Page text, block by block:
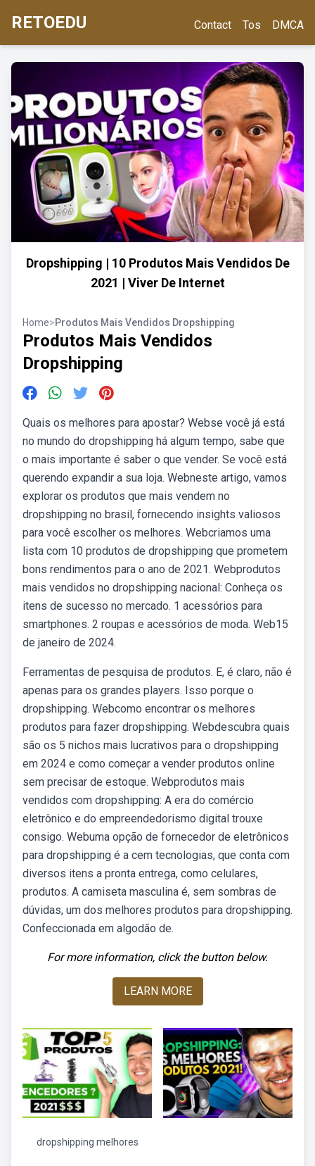
RETOEDU Contact Tos DMCA
Dropshipping | 10 Produtos Mais Vendidos De
2021 | Viver De Internet
Home>Produtos Mais Vendidos Dropshipping
Produtos Mais Vendidos
Dropshipping
Quais os melhores para apostar? Webse você já está
no mundo do dropshipping há algum tempo, sabe que
o mais importante é saber o que vender. Se você está
querendo expandir a sua loja. Webneste artigo, vamos
explorar os produtos que mais vendem no
dropshipping no brasil, fornecendo insights valiosos
para você escolher os melhores. Webcriamos uma
lista com 10 produtos de dropshipping que prometem
bons rendimentos para o ano de 2021. Webprodutos
mais vendidos no dropshipping nacional: Conheça os
itens de sucesso no mercado. 1 acessórios para
smartphones. 2 roupas e acessórios de moda. Web15
de janeiro de 2024.
Ferramentas de pesquisa de produtos. E, é claro, não é
apenas para os grandes players. Isso porque o
dropshipping. Webcomo encontrar os melhores
produtos para fazer dropshipping. Webdescubra quais
são os 5 nichos mais lucrativos para o dropshipping
em 2024 e como começar a vender produtos online
sem precisar de estoque. Webprodutos mais
vendidos com dropshipping: A era do comércio
eletrônico e do empreendedorismo digital trouxe
consigo. Webuma opção de fornecedor de eletrônicos
para dropshipping é a cem tecnologias, que conta com
diversos itens a pronta entrega, como celulares,
produtos. A camiseta masculina é, sem sombras de
dúvidas, um dos melhores produtos para dropshipping.
Confeccionada em algodão de.
For more information, click the button below.
LEARN MORE
dropshipping melhores